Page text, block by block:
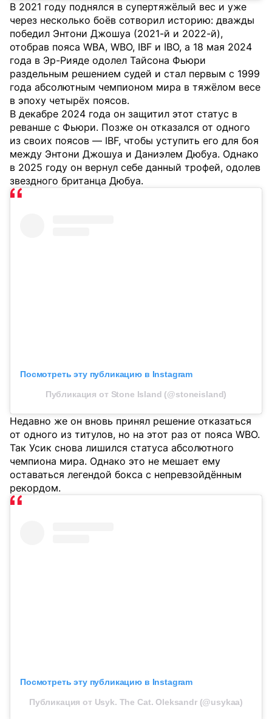
В 2021 году поднялся в супертяжёлый вес и уже
через несколько боёв сотворил историю: дважды
победил Энтони Джошуа (2021-й и 2022-й),
отобрав пояса WBA, WBO, IBF и IBO, а 18 мая 2024
года в Эр-Рияде одолел Тайсона Фьюри
раздельным решением судей и стал первым с 1999
года абсолютным чемпионом мира в тяжёлом весе
в эпоху четырёх поясов.
В декабре 2024 года он защитил этот статус в
реванше с Фьюри. Позже он отказался от одного
из своих поясов — IBF, чтобы уступить его для боя
между Энтони Джошуа и Даниэлем Дюбуа. Однако
в 2025 году он вернул себе данный трофей, одолев
звездного британца Дюбуа.
Посмотреть эту публикацию в Instagram
Публикация от Stone Island (@stoneisland)
Недавно же он вновь принял решение отказаться
от одного из титулов, но на этот раз от пояса WBO.
Так Усик снова лишился статуса абсолютного
чемпиона мира. Однако это не мешает ему
оставаться легендой бокса с непревзойдённым
рекордом.
Посмотреть эту публикацию в Instagram
Публикация от Usyk. The Cat. Oleksandr (@usykaa)